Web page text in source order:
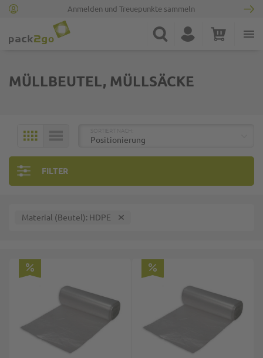
Anmelden und Treuepunkte sammeln
Suche Konto Warenkorb
MÜLLBEUTEL, MÜLLSÄCKE
KACHELN
FILTER
Material (Beutel) HDPE